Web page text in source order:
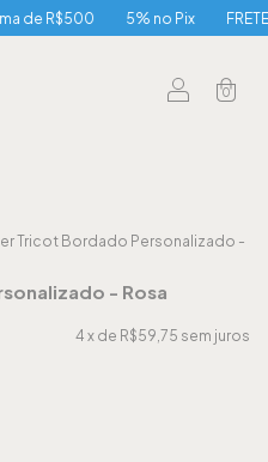
5% no Pix FRETE GRÁTIS
0
Tricot Bordado Personalizado -
- Rosa
4 x de R$59,75 sem juros